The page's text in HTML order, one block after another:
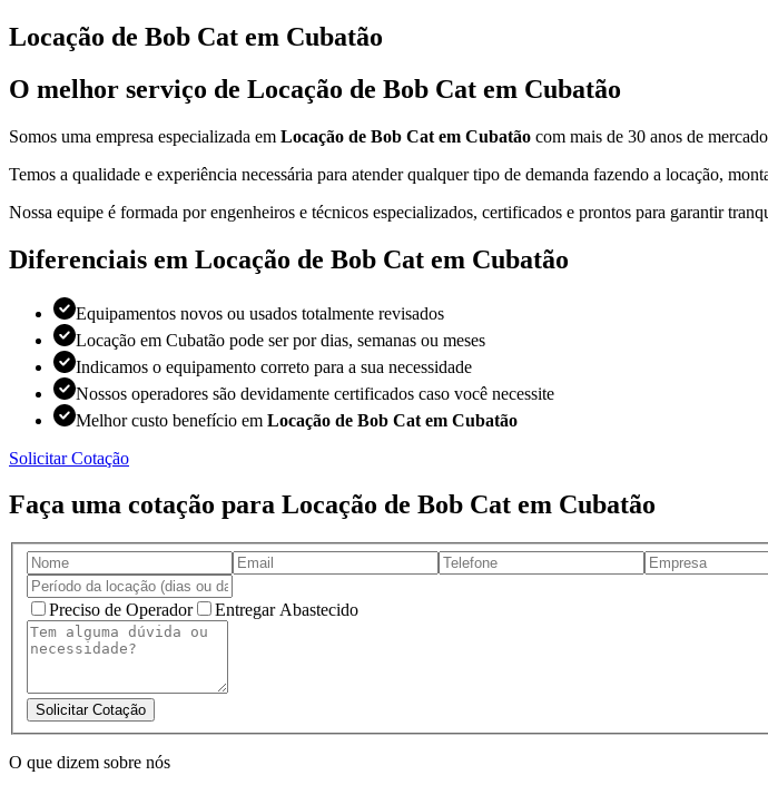
Locação de Bob Cat em Cubatão
O melhor serviço de Locação de Bob Cat em Cubatão
Somos uma empresa especializada em Locação de Bob Cat em Cubatão com mais de 30 anos de
Temos a qualidade e experiência necessária para atender qualquer tipo de demanda fazendo a locação,
Nossa equipe é formada por engenheiros e técnicos especializados, certificados e prontos para garantir
Diferenciais em Locação de Bob Cat em Cubatão
Equipamentos novos ou usados totalmente revisados
Locação em Cubatão pode ser por dias, semanas ou meses
Indicamos o equipamento correto para a sua necessidade
Nossos operadores são devidamente certificados caso você necessite
Melhor custo benefício em Locação de Bob Cat em Cubatão
Solicitar Cotação
Faça uma cotação para Locação de Bob Cat em Cubatão
Preciso de Operador Entregar Abastecido
Solicitar Cotação
O que dizem sobre nós